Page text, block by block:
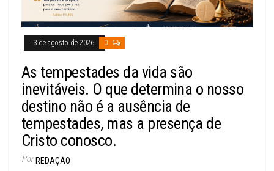
3 de agosto de 2026 0
As tempestades da vida são
inevitáveis. O que determina o nosso
destino não é a ausência de
tempestades, mas a presença de
Cristo conosco.
Por REDAÇÃO